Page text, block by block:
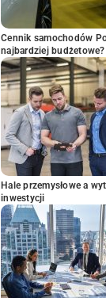
Cennik samochodów
najbardziej budżetowe?
Hale przemysłowe a
inwestycji